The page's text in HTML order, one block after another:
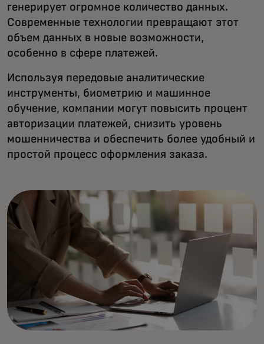
генерирует огромное количество данных.
Современные технологии превращают этот
объем данных в новые возможности,
особенно в сфере платежей.
Используя передовые аналитические
инструменты, биометрию и машинное
обучение, компании могут повысить процент
авторизации платежей, снизить уровень
мошенничества и обеспечить более удобный и
простой процесс оформления заказа.